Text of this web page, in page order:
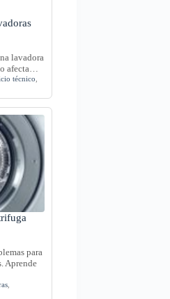
lavadora
afecta…
técnico
para
Aprende